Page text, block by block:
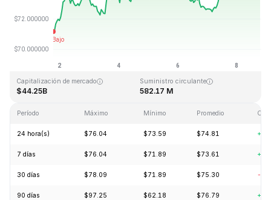
Última actualización: 2026-08-08, 19:13 GMT+0
Máximo histórico
$0.500801
Capitalización de mercado
$44.25B
Suministro circulante
582.17 M
Período Máximo Mínimo Promedio
24 hora(s) $76.04 $73.59 $74.81
7 días $76.04 $71.89 $73.61
30 días $78.09 $71.89 $75.30 -
90 días $97.25 $62.18 $76.79